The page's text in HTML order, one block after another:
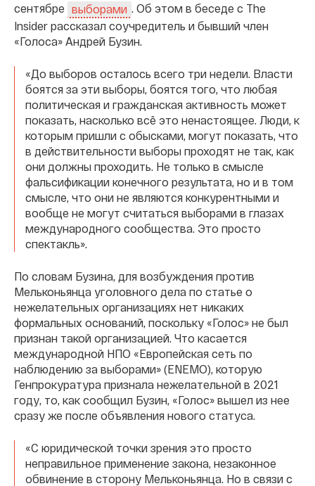
сентябре выборами . Об этом в беседе с The
Insider рассказал соучредитель и бывший член
«Голоса» Андрей Бузин.
«До выборов осталось всего три недели. Власти
боятся за эти выборы, боятся того, что любая
политическая и гражданская активность может
показать, насколько всё это ненастоящее. Люди, к
которым пришли с обысками, могут показать, что
в действительности выборы проходят не так, как
они должны проходить. Не только в смысле
фальсификации конечного результата, но и в том
смысле, что они не являются конкурентными и
вообще не могут считаться выборами в глазах
международного сообщества. Это просто
спектакль».
По словам Бузина, для возбуждения против
Мельконьянца уголовного дела по статье о
нежелательных организациях нет никаких
формальных оснований, поскольку «Голос» не был
признан такой организацией. Что касается
международной НПО «Европейская сеть по
наблюдению за выборами» (ENEMO), которую
Генпрокуратура признала нежелательной в 2021
году, то, как сообщил Бузин, «Голос» вышел из нее
сразу же после объявления нового статуса.
«С юридической точки зрения это просто
неправильное применение закона, незаконное
обвинение в сторону Мельконьянца. Но в связи с